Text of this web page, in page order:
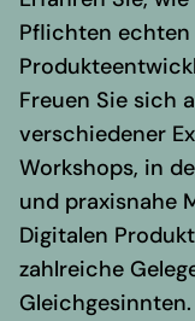
Karriere
Werte und Vision
Auszeichnungen
Team
Akademie
Wissen &
Content Hub
Branchennews
Pflichten echten
Produkte
Freuen Sie sich
verschiedener
Workshops, in
und praxisnahe
Digitalen
zahlreiche
Gleichgesinnten.